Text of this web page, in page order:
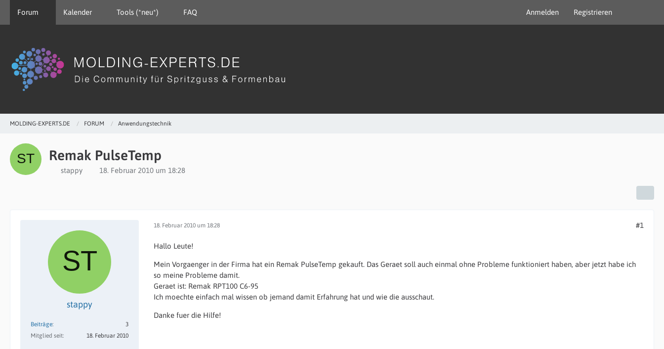
Forum Kalender Tools (*neu*) FAQ Anmelden Registrieren
MOLDING-EXPERTS.DE FORUM Anwendungstechnik
Remak PulseTemp
stappy 18. Februar 2010 um 18:28
stappy
Beiträge
3
Mitglied seit
18. Februar 2010
18. Februar 2010 um 18:28 #1
Hallo Leute!
Mein Vorgaenger in der Firma hat ein Remak PulseTemp gekauft. Das Geraet soll auch einmal ohne Probleme funktioniert haben, aber jetzt habe ich
so meine Probleme damit.
Geraet ist: Remak RPT100 C6-95
Ich moechte einfach mal wissen ob jemand damit Erfahrung hat und wie die ausschaut.
Danke fuer die Hilfe!